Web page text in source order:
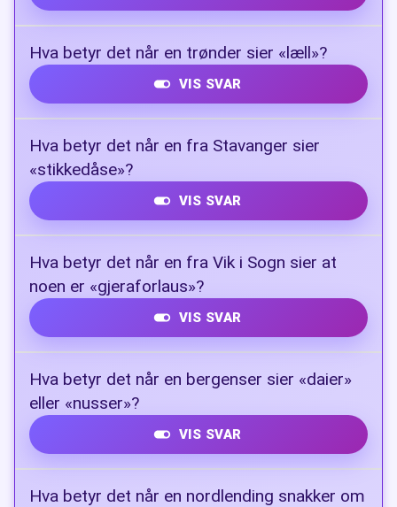
Hva betyr det når en trønder sier «læll»?
VIS SVAR
Hva betyr det når en fra Stavanger sier
«stikkedåse»?
VIS SVAR
Hva betyr det når en fra Vik i Sogn sier at
noen er «gjeraforlaus»?
VIS SVAR
At personen ikke har noe å ta seg til
Hva betyr det når en bergenser sier «daier»
eller «nusser»?
VIS SVAR
Bryster / pupper
Hva betyr det når en nordlending snakker om